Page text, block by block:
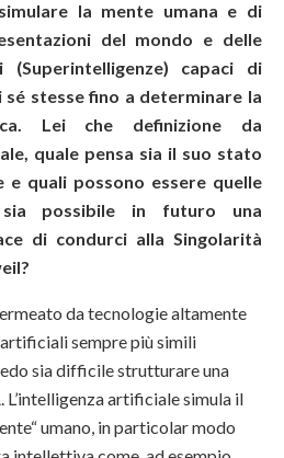
la mente umana e di
del mondo e delle
(Superintelligenze) capaci di
sé stesse fino a determinare la
Lei che definizione da
quale pensa sia il suo stato
e quali possono essere quelle
possibile in futuro una
di condurci alla Singolarità
da tecnologie altamente
sempre più simili
sia difficile strutturare una
artificiale simula il
umano, in particolar modo